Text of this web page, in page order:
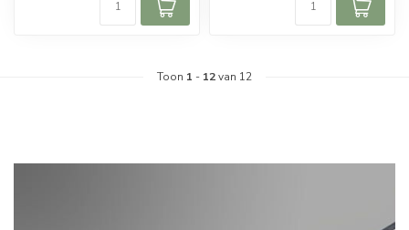
Toon 1 - 12van 12